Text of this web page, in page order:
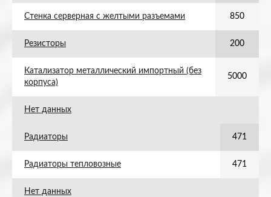
Стенка серверная с желтыми разъемами 850
Резисторы 200
Катализатор металлический импортный (без
корпуса)
5000
Нет данных
Радиаторы 471
Радиаторы тепловозные 471
Нет данных